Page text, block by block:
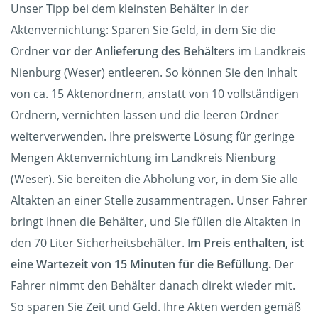
Unser Tipp bei dem kleinsten Behälter in der
Aktenvernichtung: Sparen Sie Geld, in dem Sie die
Ordnervor der Anlieferung des Behälters im Landkreis
Nienburg (Weser) entleeren. So können Sie den Inhalt
von ca. 15 Aktenordnern, anstatt von 10 vollständigen
Ordnern, vernichten lassen und die leeren Ordner
weiterverwenden. Ihre preiswerte Lösung für geringe
Mengen Aktenvernichtung im Landkreis Nienburg
(Weser). Sie bereiten die Abholung vor, in dem Sie alle
Altakten an einer Stelle zusammentragen. Unser Fahrer
bringt Ihnen die Behälter, und Sie füllen die Altakten in
den 70 Liter Sicherheitsbehälter. Im Preis enthalten, ist
eine Wartezeit von 15 Minuten für die Befüllung. Der
Fahrer nimmt den Behälter danach direkt wieder mit.
So sparen Sie Zeit und Geld. Ihre Akten werden gemäß